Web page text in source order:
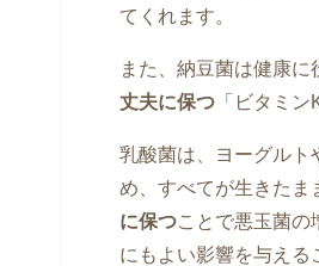
てくれます。
また、納豆菌は健康に
丈夫に保つ 「ビタミ
乳酸菌は、ヨーグルト
め、すべてが生きたま
に保つことで悪玉菌の
にもよい影響を与える